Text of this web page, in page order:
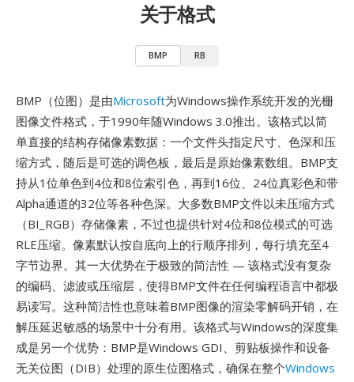
关于格式
BMP RB
BMP（位图）是由Microsoft为Windows操作系统开发的光栅
图像文件格式，于1990年随Windows 3.0推出。该格式以简
单直接的结构存储像素数据：一个文件头指定尺寸、色深和压
缩方式，随后是可选的调色板，最后是原始像素数组。BMP支
持从1位单色到4位和8位索引色，再到16位、24位真彩色和带
Alpha通道的32位等各种色深。大多数BMP文件以未压缩方式
（BI_RGB）存储像素，不过也提供针对4位和8位模式的可选
RLE压缩。像素默认按自底向上的行顺序排列，每行填充至4
字节边界。其一大优势在于极致的简洁性 — 该格式没有复杂
的编码、滤波或压缩层，使得BMP文件在任何编程语言中都极
易读写。这种简洁性也意味着BMP图像的渲染零解码开销，在
解压延迟敏感的场景中十分有用。该格式与Windows的深度集
成是另一个优势：BMP是Windows GDI、剪贴板操作和设备
无关位图（DIB）处理的原生位图格式，确保在整个Windows